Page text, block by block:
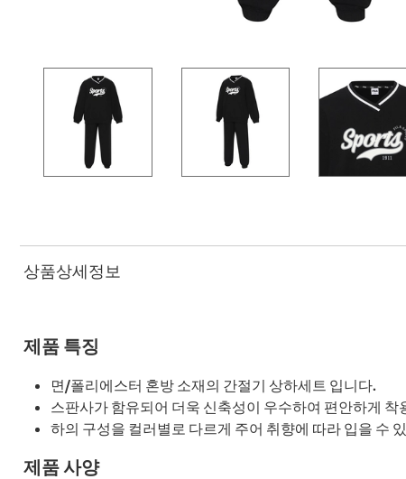
상품상세정보
제품 특징
면/폴리에스터 혼방 소재의 간절기 상하세트 입니다.
스판사가 함유되어 더욱 신축성이 우수하여 편안하게 착
하의 구성을 컬러별로 다르게 주어 취향에 따라 입을 수
제품 사양